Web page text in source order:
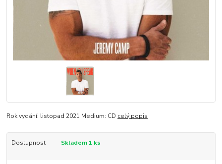
Rok vydání: listopad 2021 Medium: CD celý popis
Dostupnost Skladem 1 ks